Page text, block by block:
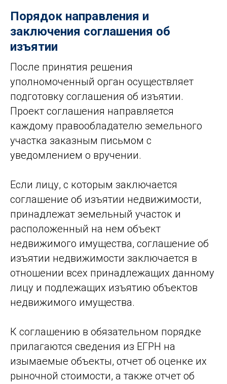
Порядок направления и
заключения соглашения об
изъятии
После принятия решения
уполномоченный орган осуществляет
подготовку соглашения об изъятии.
Проект соглашения направляется
каждому правообладателю земельного
участка заказным письмом с
уведомлением о вручении.
Если лицу, с которым заключается
соглашение об изъятии недвижимости,
принадлежат земельный участок и
расположенный на нем объект
недвижимого имущества, соглашение об
изъятии недвижимости заключается в
отношении всех принадлежащих данному
лицу и подлежащих изъятию объектов
недвижимого имущества.
К соглашению в обязательном порядке
прилагаются сведения из ЕГРН на
изымаемые объекты, отчет об оценке их
рыночной стоимости, а также отчет об